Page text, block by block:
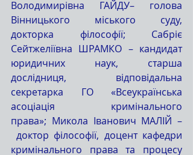
Володимирівна ГАЙДУ– голова
Вінницького міського суду,
докторка філософії; Сабріє
Сейтжеліївна ШРАМКО – кандидат
юридичних наук, старша
дослідниця, відповідальна
секретарка ГО «Всеукраїнська
асоціація кримінального
права»; Микола Іванович МАЛІЙ –
доктор філософії, доцент кафедри
кримінального права та процесу